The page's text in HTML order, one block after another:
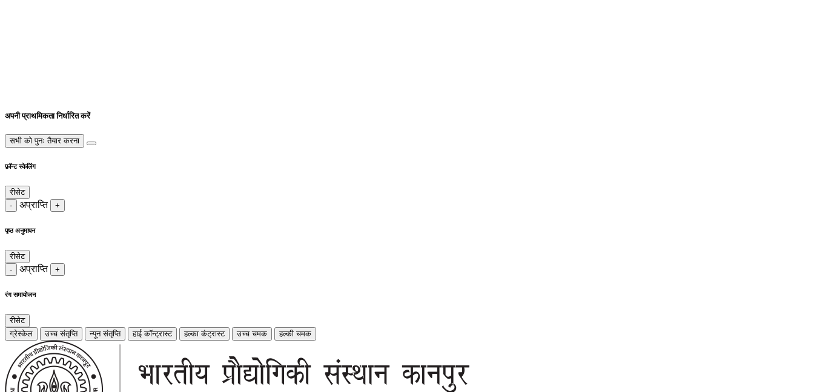
अपनी प्राथमिकता निर्धारित करें
सभी को पुनः तैयार करना
फ़ॉन्ट स्केलिंग
रीसेट
-
अप्राप्ति +
पृष्ठ अनुमापन
रीसेट
-
अप्राप्ति +
रंग समायोजन
रीसेट
ग्रेस्केल
उच्च संतृप्ति न्यून संतृप्ति हाई कॉन्ट्रास्ट हल्का कंट्रास्ट उच्च चमक हल्की चमक